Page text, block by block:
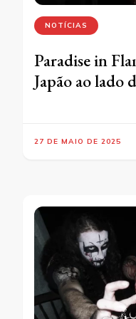
NOTÍCIAS
Paradise in
Japão ao lado
27 DE MAIO DE 2025